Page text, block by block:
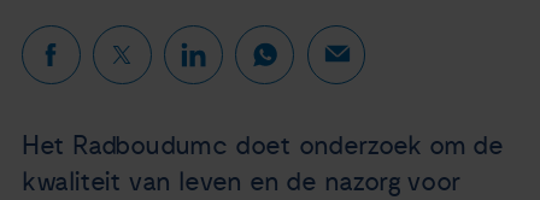
Nieuws
Steun ons
Het Radboudumc doet onderzoek om de
kwaliteit van leven en de nazorg voor